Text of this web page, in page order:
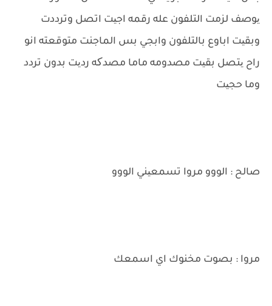
یوصف لزمت التلفون عله رقمه اجیت اتصل وترددت
وبقیت اباوع بالتلفون وابجي بس الماجنت متوقعته انو
راح یتصل بقیت مصدومه ماما مصدکه ردیت بدون تردد
وما حجیت
صالح : الووو مروا تسمعیني الووو
مروا : بصوت مخنوك اي اسمعك